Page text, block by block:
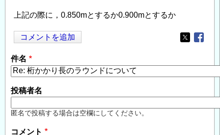
上記の際に，0.850mとするか0.900mとするか
コメントを追加
Opens in
件名
投稿者名
匿名で投稿する場合は空欄にしてください。
コメント